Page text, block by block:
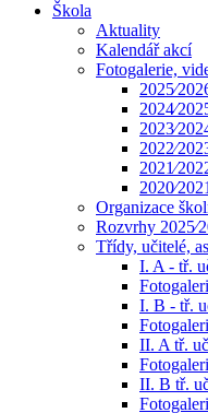
Škola
Aktuality
Kalendář akcí
Fotogalerie,
2020⁄2021
Organizace
Rozvrhy
Třídy, učitelé,
I. A - tř.
I. B - tř.
II. A tř.
II. B tř.